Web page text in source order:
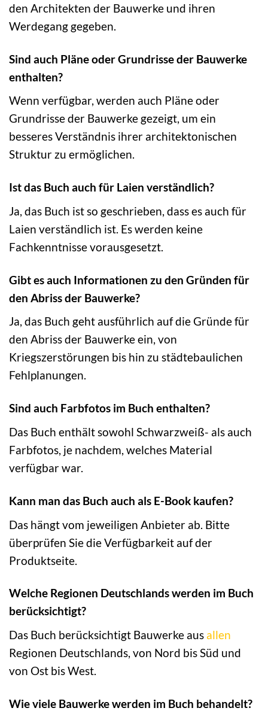
den Architekten der Bauwerke und ihren
Werdegang gegeben.
Sind auch Pläne oder Grundrisse der Bauwerke
enthalten?
Wenn verfügbar, werden auch Pläne oder
Grundrisse der Bauwerke gezeigt, um ein
besseres Verständnis ihrer architektonischen
Struktur zu ermöglichen.
Ist das Buch auch für Laien verständlich?
Ja, das Buch ist so geschrieben, dass es auch für
Laien verständlich ist. Es werden keine
Fachkenntnisse vorausgesetzt.
Gibt es auch Informationen zu den Gründen für
den Abriss der Bauwerke?
Ja, das Buch geht ausführlich auf die Gründe für
den Abriss der Bauwerke ein, von
Kriegszerstörungen bis hin zu städtebaulichen
Fehlplanungen.
Sind auch Farbfotos im Buch enthalten?
Das Buch enthält sowohl Schwarzweiß- als auch
Farbfotos, je nachdem, welches Material
verfügbar war.
Kann man das Buch auch als E-Book kaufen?
Das hängt vom jeweiligen Anbieter ab. Bitte
überprüfen Sie die Verfügbarkeit auf der
Produktseite.
Welche Regionen Deutschlands werden im Buch
berücksichtigt?
Das Buch berücksichtigt Bauwerke aus allen
Regionen Deutschlands, von Nord bis Süd und
von Ost bis West.
Wie viele Bauwerke werden im Buch behandelt?